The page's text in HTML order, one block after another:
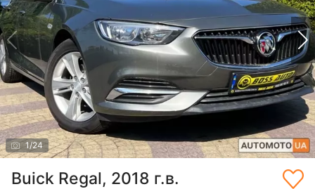
1/24
Buick Regal, 2018 г.в.